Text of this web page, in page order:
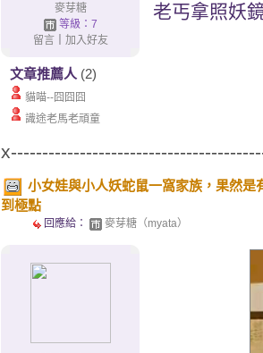
麥芽糖
等級：7
留言｜ 加入好友
文章推薦人 (2)
貓喵--囧囧囧
識途老馬老頑童
老丐拿照妖
小女娃與小人妖蛇鼠一窩家族，果然
到極點
回應給： 麥芽糖（myata）